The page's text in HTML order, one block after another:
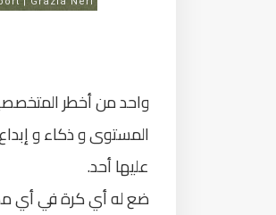
المستوى و ذكاء و
عليها أحد.